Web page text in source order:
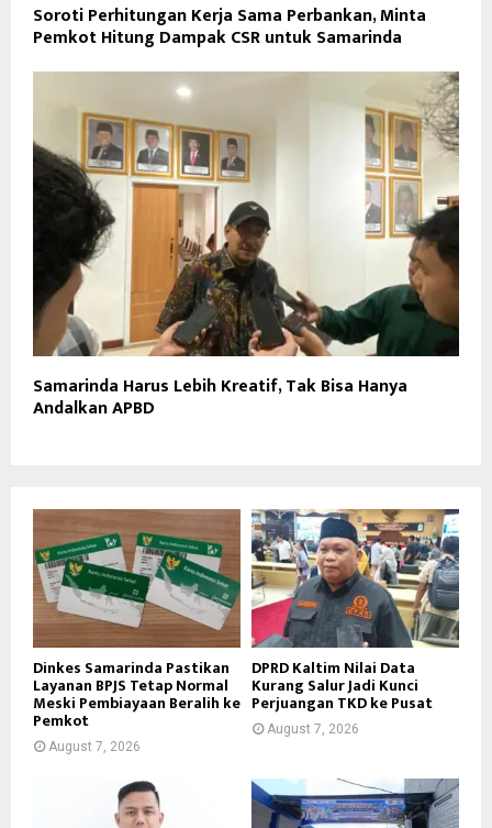
Soroti Perhitungan Kerja Sama Perbankan, Minta
Pemkot Hitung Dampak CSR untuk Samarinda
Samarinda Harus Lebih Kreatif, Tak Bisa Hanya
Andalkan APBD
Dinkes Samarinda Pastikan
Layanan BPJS Tetap Normal
Meski Pembiayaan Beralih ke
Pemkot
August 7, 2026
DPRD Kaltim Nilai Data
Kurang Salur Jadi Kunci
Perjuangan TKD ke Pusat
August 7, 2026